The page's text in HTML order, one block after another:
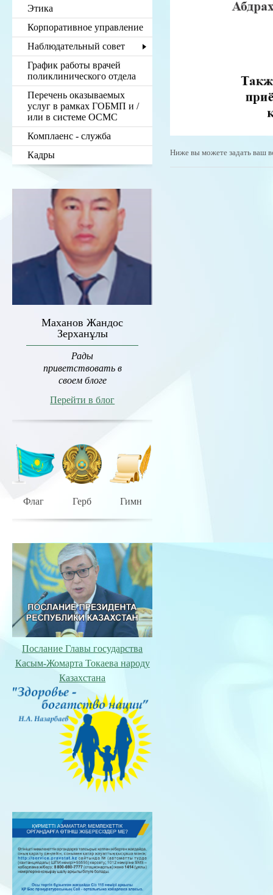
Этика
Корпоративное управление
Наблюдательный совет
График работы врачей
поликлинического отдела
Перечень оказываемых
услуг в рамках ГОБМП и /
или в системе ОСМС
Комплаенс - служба
Кадры
Маханов Жандос
Зерханұлы
Рады
приветствовать в
своем блоге
Перейти в блог
Флаг Герб Гимн
Послание Главы государства
Касым-Жомарта Токаева народу
Казахстана
Ниже вы можете задать ваш